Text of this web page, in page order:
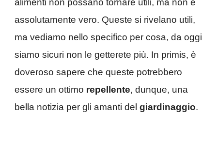
alimenti non possano tornare utili, ma non è
assolutamente vero. Queste si rivelano utili,
ma vediamo nello specifico per cosa, da oggi
siamo sicuri non le getterete più. In primis, è
doveroso sapere che queste potrebbero
essere un ottimo repellente, dunque, una
bella notizia per gli amanti del giardinaggio.